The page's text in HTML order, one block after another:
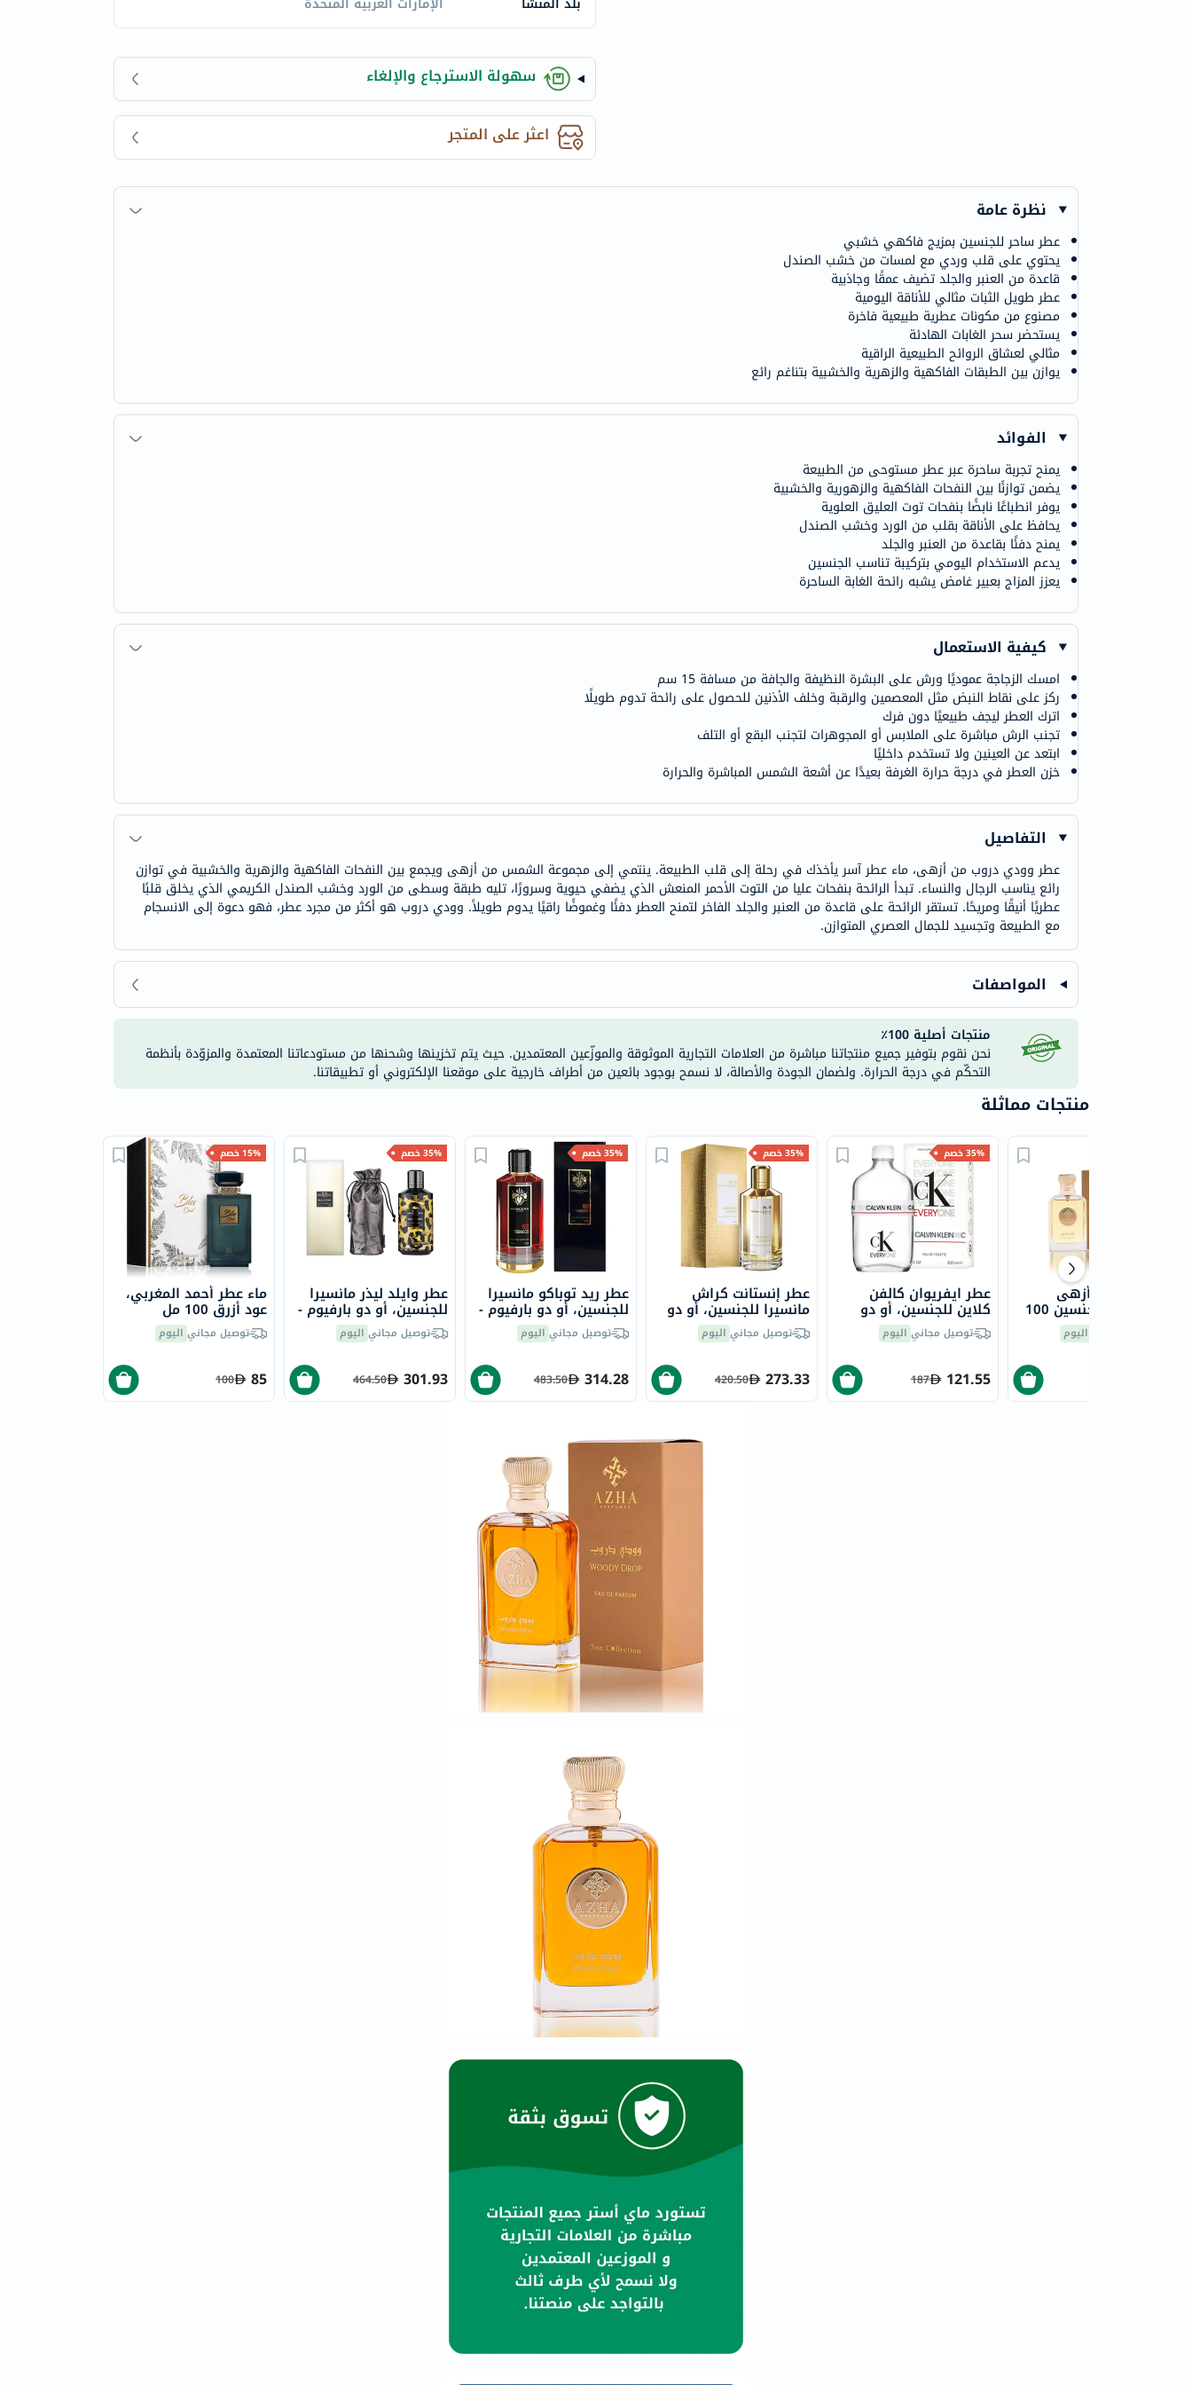
accu-
activise
acuvue
annemarie-
borlind
naturals
anua
olaplex
vitalproteins
doppelherz
dessert-
essence
Biochem
skinceuticals
true-
الصحة
والمكملات
الصحية
باقة
خسارة
الوزن
صحي
روتيني
باقة
القلب
الصحي
Original
اختبار
التحسس
الحالة
الصحية
البشرة
والشعر
العظام
والمفاصل
المخ
والذاكرة
صحة
دعم
مرضى
السكري
دعم
الكلى
والمسالك
البولية
دعم
صحة
البروستاتا
الفيتامينات
مالتي
فيتامين
أ
فيتامين
فيتامين
ج
فيتامين
د
فيتامين
هـ
المغنيسيوم
سهولة الاسترجاع والإلغاء
اعثر على المتجر
نظرة عامة
عطر ساحر للجنسين بمزيج فاكهي خشبي
يحتوي على قلب وردي مع لمسات من خشب الصندل
قاعدة من العنبر والجلد تضيف عمقًا وجاذبية
عطر طويل الثبات مثالي للأناقة اليومية
مصنوع من مكونات عطرية طبيعية فاخرة
يستحضر سحر الغابات الهادئة
مثالي لعشاق الروائح الطبيعية الراقية
يوازن بين الطبقات الفاكهية والزهرية والخشبية بتناغم رائع
الفوائد
يمنح تجربة ساحرة عبر عطر مستوحى من الطبيعة
يضمن توازنًا بين النفحات الفاكهية والزهورية والخشبية
يوفر انطباعًا نابضًا بنفحات توت العليق العلوية
يحافظ على الأناقة بقلب من الورد وخشب الصندل
يمنح دفئًا بقاعدة من العنبر والجلد
يدعم الاستخدام اليومي بتركيبة تناسب الجنسين
يعزز المزاج بعبير غامض يشبه رائحة الغابة الساحرة
كيفية الاستعمال
امسك الزجاجة عموديًا ورش على البشرة النظيفة والجافة من مسافة 15 سم
ركز على نقاط النبض مثل المعصمين والرقبة وخلف الأذنين للحصول على رائحة تدوم طويلًا
اترك العطر ليجف طبيعيًا دون فرك
تجنب الرش مباشرة على الملابس أو المجوهرات لتجنب البقع أو التلف
ابتعد عن العينين ولا تستخدم داخليًا
خزن العطر في درجة حرارة الغرفة بعيدًا عن أشعة الشمس المباشرة والحرارة
التفاصيل
عطر وودي دروب من أزهى، ماء عطر آسر يأخذك في رحلة إلى قلب الطبيعة. ينتمي إلى مجموعة الشمس من أزهى ويجمع بين النفحات الفاكهية والزهرية والخشبية في توازن
رائع يناسب الرجال والنساء. تبدأ الرائحة بنفحات عليا من التوت الأحمر المنعش الذي يضفي حيوية وسرورًا، تليه طبقة وسطى من الورد وخشب الصندل الكريمي الذي يخلق قلبًا
عطريًا أنيقًا ومريحًا. تستقر الرائحة على قاعدة من العنبر والجلد الفاخر لتمنح العطر دفئًا وغموضًا راقيًا يدوم طويلاً. وودي دروب هو أكثر من مجرد عطر، فهو دعوة إلى الانسجام
مع الطبيعة وتجسيد للجمال العصري المتوازن.
المواصفات
منتجات أصلية 100٪
نحن نقوم بتوفير جميع منتجاتنا مباشرة من العلامات التجارية الموثوقة والموزّعين المعتمدين. حيث يتم تخزينها وشحنها من مستودعاتنا المعتمدة والمزوّدة بأنظمة
التحكّم في درجة الحرارة. ولضمان الجودة والأصالة، لا نسمح بوجود بائعين من أطراف خارجية على موقعنا الإلكتروني أو تطبيقاتنا.
منتجات مماثلة
15% خصم
ماء عطر أحمد المغربي،
عود أزرق 100 مل
توصيل مجاني اليوم
85
100
35% خصم
عطر وايلد ليذر مانسيرا
للجنسين، أو دو بارفيوم -
120 ملتوصيل مجاني اليوم
301.93
464.50
35% خصم
عطر ريد توباكو مانسيرا
للجنسين، أو دو بارفيوم -
120 ملتوصيل مجاني اليوم
314.28
483.50
35% خصم
عطر إنستانت كراش
مانسيرا للجنسين، أو دو
بارفيوم - 120 مل
توصيل مجاني اليوم
273.33
420.50
35% خصم
عطر ايفريوان كالفن
كلاين للجنسين، أو دو
تواليت - 200 مل
توصيل مجاني اليوم
121.55
187
او دي بارفان أزهى
إكسبلوجن للجنسين 100
اليوم